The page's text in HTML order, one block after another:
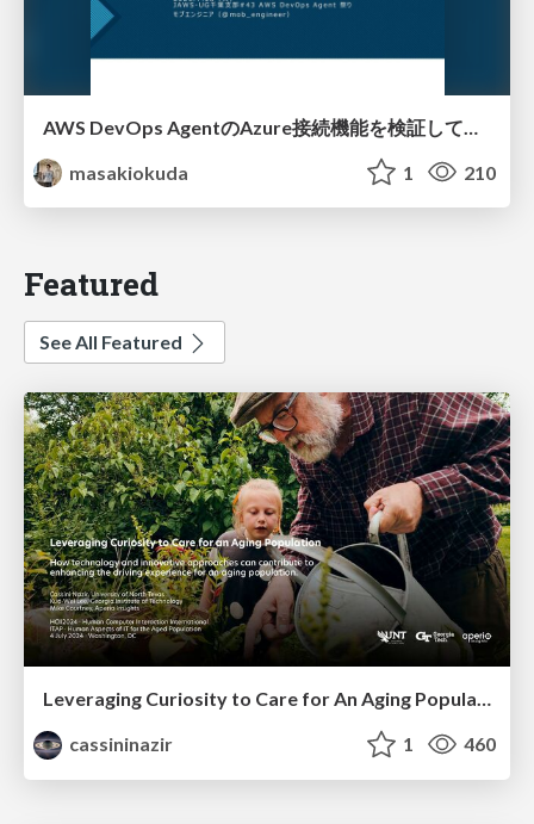
masakiokuda
1 210
Featured
See All Featured
Leveraging Curiosity to Care for An Aging Population
cassininazir
1 460